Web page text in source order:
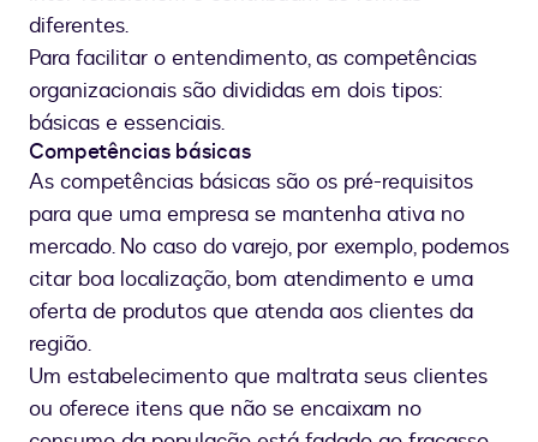
diferentes.
Para facilitar o entendimento, as competências
organizacionais são divididas em dois tipos:
básicas e essenciais.
Competências básicas
As competências básicas são os pré-requisitos
para que uma empresa se mantenha ativa no
mercado. No caso do varejo, por exemplo, podemos
citar boa localização, bom atendimento e uma
oferta de produtos que atenda aos clientes da
região.
Um estabelecimento que maltrata seus clientes
ou oferece itens que não se encaixam no